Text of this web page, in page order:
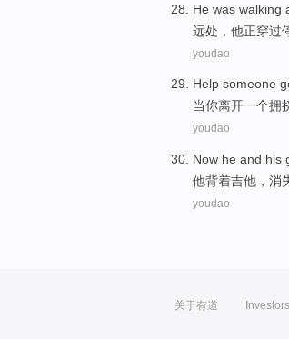
He was walking
远处 ， 他正穿过
youdao
Help someone
当你离开一个拥
youdao
Now he and his
他背着吉他 ， 消
youdao
关于有道 Investors